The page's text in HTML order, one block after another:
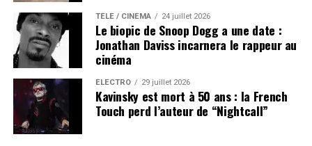
TÉLÉ / CINÉMA 24 juillet 2026
Le biopic de Snoop Dogg a une date :
Jonathan Daviss incarnera le rappeur au
cinéma
ÉLECTRO 29 juillet 2026
Kavinsky est mort à 50 ans : la French
Touch perd l’auteur de “Nightcall”